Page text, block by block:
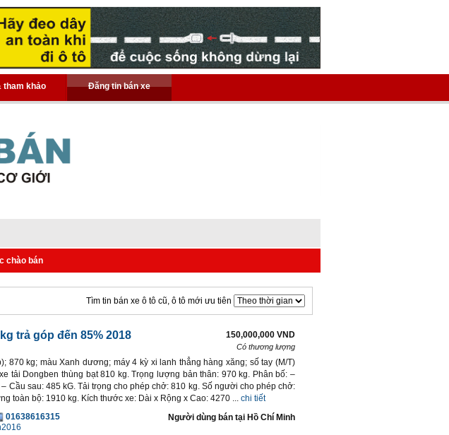
tham khảo Đăng tin bán xe
chào bán
Tìm tin bán xe ô tô cũ, ô tô mới ưu tiên
trả góp đến 85% 2018 150,000,000 VND
Có thương lượng
870 kg; màu Xanh dương; máy 4 kỳ xi lanh thẳng hàng xăng; số tay (M/T)
tải Dongben thùng bạt 810 kg. Trọng lượng bản thân: 970 kg. Phân bố: –
Cầu sau: 485 kG. Tải trọng cho phép chở: 810 kg. Số người cho phép chở:
toàn bộ: 1910 kg. Kích thước xe: Dài x Rộng x Cao: 4270 ... chi tiết
01638616315
Người dùng bán tại Hồ Chí Minh